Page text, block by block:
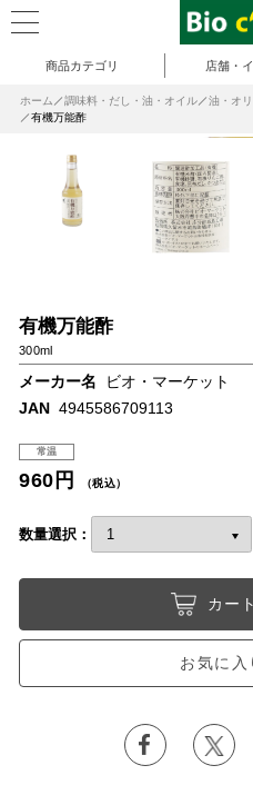
商品カテゴリ 店舗・
ホーム 調味料・だし・油・オイル
油・オ
有機万能酢
有機万能酢
300ml
メーカー名
ビオ・マーケット
JAN 4945586709113
常温
960円 （税込）
数量選択：
カー
お気に入